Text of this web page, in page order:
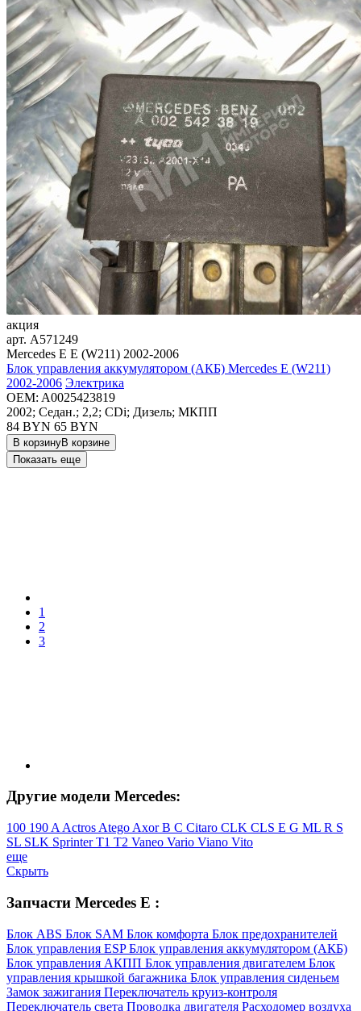
акция
арт. A571249
Mercedes E E (W211) 2002-2006
Блок управления аккумулятором (АКБ) Mercedes E (W211)
2002-2006 Электрика
OEM: A0025423819
2002; Седан.; 2,2; CDi; Дизель; МКПП
84 BYN 65 BYN
В корзинуВ корзине
Показать еще
1
2
3
Другие модели Mercedes:
100 190 A Actros Atego AxorB C Citaro CLK CLS E G ML R S
SL SLK SprinterT1 T2 Vaneo Vario Viano Vito
еще
Скрыть
Запчасти Mercedes E :
Блок ABS Блок SAM Блок комфорта Блок предохранителей
Блок управления ESPБлок управления аккумулятором (АКБ)
Блок управления АКПП Блок управления двигателем Блок
управления крышкой багажника Блок управления сиденьем
Замок зажигания Переключатель круиз-контроля
Переключатель света Проводка двигателя Расходомер воздуха